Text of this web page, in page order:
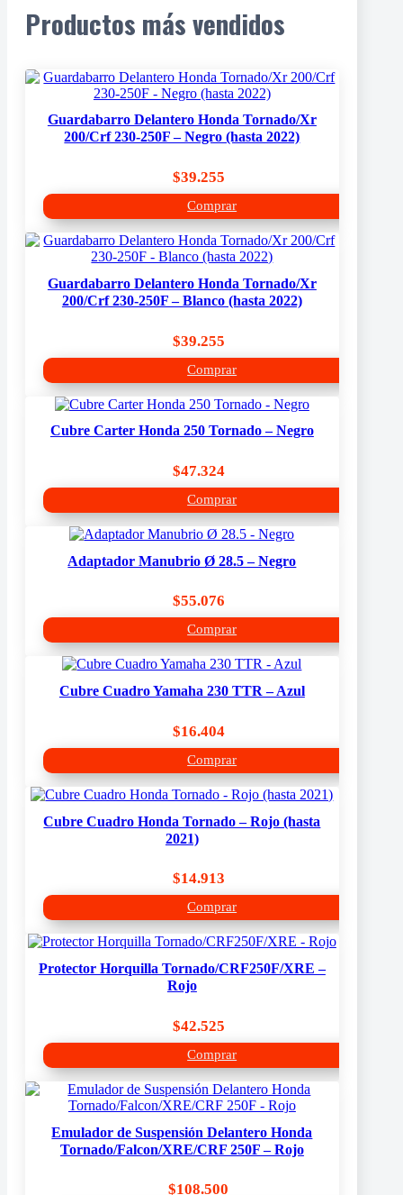
Productos más vendidos
Guardabarro Delantero Honda Tornado/Xr
200/Crf 230-250F – Negro (hasta 2022)
$39.255
Comprar
Guardabarro Delantero Honda Tornado/Xr
200/Crf 230-250F – Blanco (hasta 2022)
$39.255
Comprar
Cubre Carter Honda 250 Tornado – Negro
$47.324
Comprar
Adaptador Manubrio Ø 28.5 – Negro
$55.076
Comprar
Cubre Cuadro Yamaha 230 TTR – Azul
$16.404
Comprar
Cubre Cuadro Honda Tornado – Rojo (hasta
2021)
$14.913
Comprar
Protector Horquilla Tornado/CRF250F/XRE –
Rojo
$42.525
Comprar
Emulador de Suspensión Delantero Honda
Tornado/Falcon/XRE/CRF 250F – Rojo
$108.500